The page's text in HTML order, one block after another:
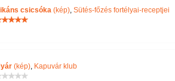
csicsóka(kép), Sütés-főzés fortélyai-receptjei
(kép), Kapuvár klub